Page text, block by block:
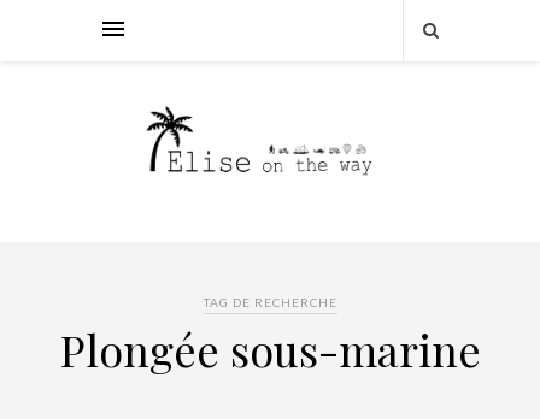
TAG DE RECHERCHE
Plongée sous-marine